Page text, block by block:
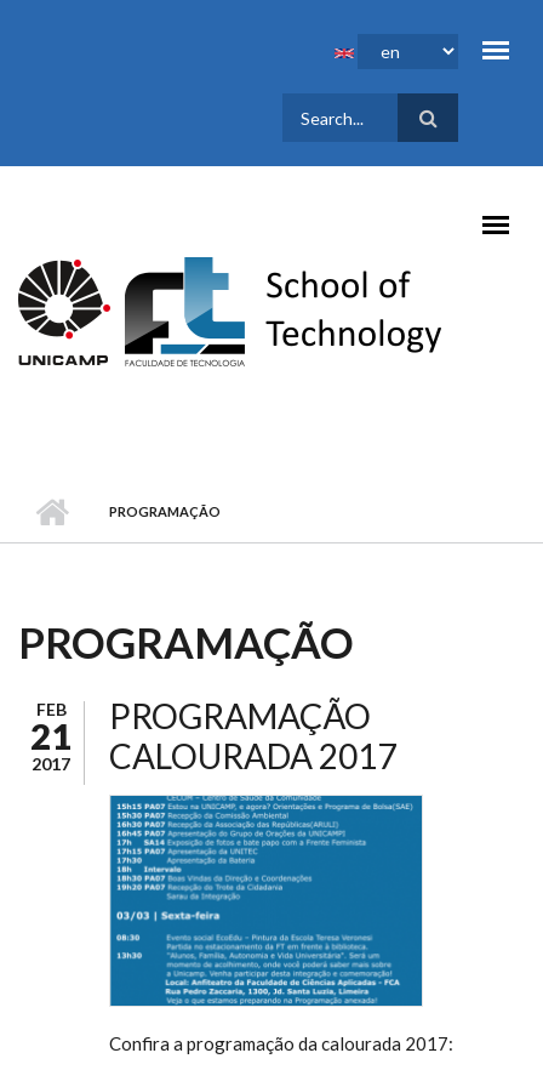
SEARCH
FORM
PROGRAMAÇÃO
PROGRAMAÇÃO
FEB
21
2017
PROGRAMAÇÃO
CALOURADA 2017
Confira a programação da calourada 2017: